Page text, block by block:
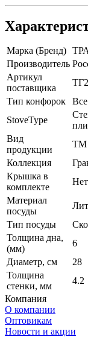
Марка (Бренд)
Производитель
Артикул
поставщика
Тип конфорок
StoveType
Вид
продукции
ТМ
Коллекция
Крышка в
комплекте
Нет
Материал
посуды
Тип посуды
Толщина дна,
(мм)
6
Диаметр, см
28
Толщина
стенки, мм
4.2
Компания
О компании
Оптовикам
Новости и акции